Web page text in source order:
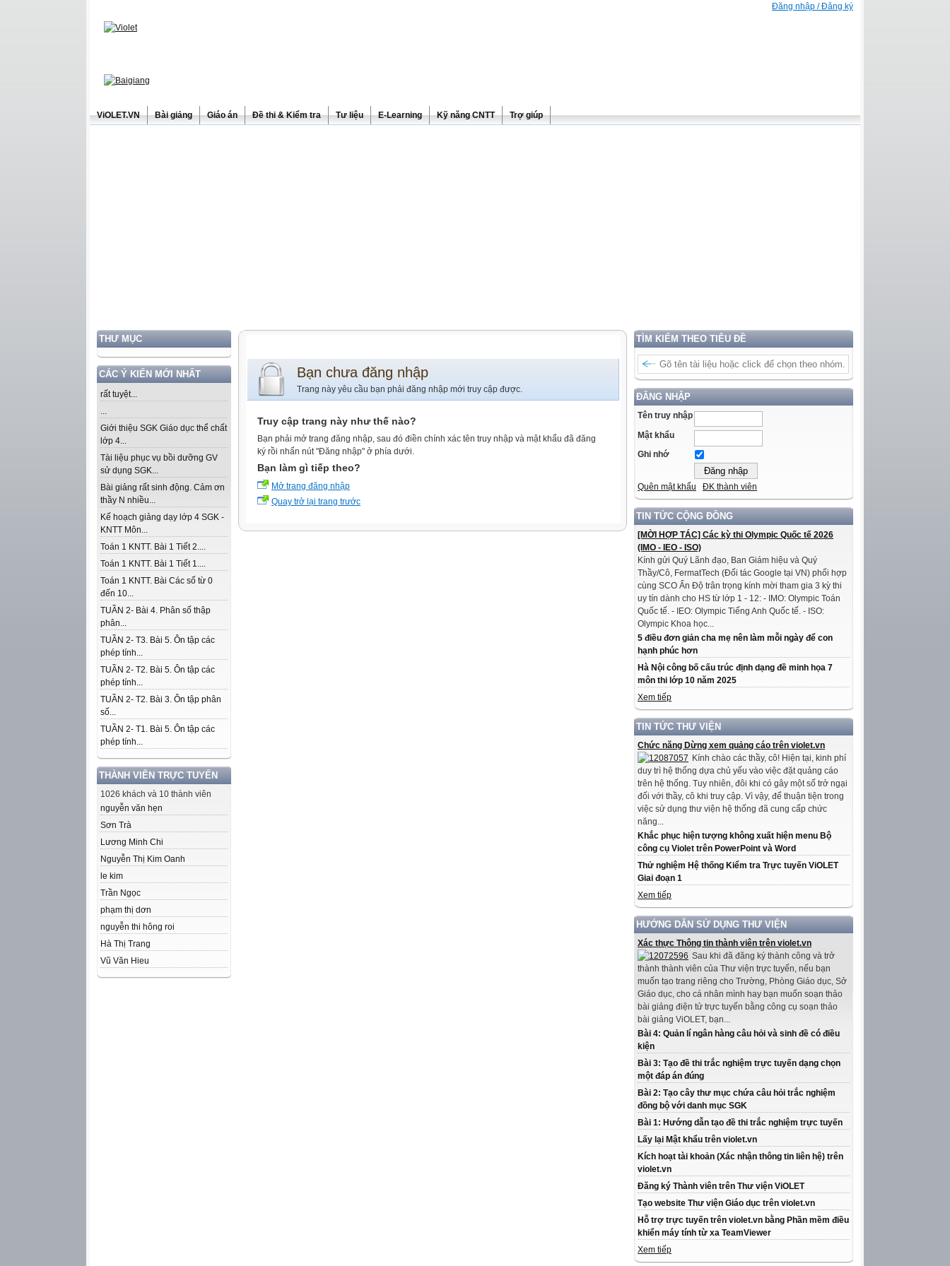
Đăng nhập / Đăng ký
ViOLET.VN Bài giảng Giáo án Đề thi & Kiểm tra Tư liệu E-Learning Kỹ năng CNTT Trợ giúp
THƯ MỤC
CÁC Ý KIẾN MỚI NHẤT
rất tuyệt...
...
Giới thiệu SGK Giáo dục thể chất
lớp 4...
Tài liệu phục vụ bồi dưỡng GV
sử dụng SGK...
Bài giảng rất sinh động. Cảm ơn
thầy N nhiều...
Kế hoạch giảng dạy lớp 4 SGK -
KNTT Môn...
Toán 1 KNTT. Bài 1 Tiết 2....
Toán 1 KNTT. Bài 1 Tiết 1....
Toán 1 KNTT. Bài Các số từ 0
đến 10...
TUẦN 2- Bài 4. Phân số thập
phân...
TUẦN 2- T3. Bài 5. Ôn tập các
phép tính...
TUẦN 2- T2. Bài 5. Ôn tập các
phép tính...
TUẦN 2- T2. Bài 3. Ôn tập phân
số...
TUẦN 2- T1. Bài 5. Ôn tập các
phép tính...
THÀNH VIÊN TRỰC TUYẾN
1026 khách và 10 thành viên
nguyễn văn hẹn
Sơn Trà
Lương Minh Chi
Nguyễn Thị Kim Oanh
le kim
Trần Ngọc
phạm thị dơn
nguyễn thi hông roi
Hà Thị Trang
Vũ Văn Hieu
TÌM KIẾM THEO TIÊU ĐỀ
ĐĂNG NHẬP
Tên truy nhập
Mật khẩu
Ghi nhớ
Quên mật khẩu ĐK thành viên
TIN TỨC CỘNG ĐỒNG
[MỜI HỢP TÁC] Các kỳ thi Olympic Quốc tế 2026
(IMO - IEO - ISO)
Kính gửi Quý Lãnh đạo, Ban Giám hiệu và Quý
Thầy/Cô, FermatTech (Đối tác Google tại VN) phối hợp
cùng SCO Ấn Độ trân trọng kính mời tham gia 3 kỳ thi
uy tín dành cho HS từ lớp 1 - 12: - IMO: Olympic Toán
Quốc tế. - IEO: Olympic Tiếng Anh Quốc tế. - ISO:
Olympic Khoa học...
5 điều đơn giản cha mẹ nên làm mỗi ngày để con
hạnh phúc hơn
Hà Nội công bố cấu trúc định dạng đề minh họa 7
môn thi lớp 10 năm 2025
Xem tiếp
TIN TỨC THƯ VIỆN
Chức năng Dừng xem quảng cáo trên violet.vn
Kính chào các thầy, cô! Hiện tại, kinh phí
duy trì hệ thống dựa chủ yếu vào việc đặt quảng cáo
trên hệ thống. Tuy nhiên, đôi khi có gây một số trở ngại
đối với thầy, cô khi truy cập. Vì vậy, để thuận tiện trong
việc sử dụng thư viện hệ thống đã cung cấp chức
năng...
Khắc phục hiện tượng không xuất hiện menu Bộ
công cụ Violet trên PowerPoint và Word
Thử nghiệm Hệ thống Kiểm tra Trực tuyến ViOLET
Giai đoạn 1
Xem tiếp
HƯỚNG DẪN SỬ DỤNG THƯ VIỆN
Xác thực Thông tin thành viên trên violet.vn
Sau khi đã đăng ký thành công và trở
thành thành viên của Thư viện trực tuyến, nếu bạn
muốn tạo trang riêng cho Trường, Phòng Giáo dục, Sở
Giáo dục, cho cá nhân mình hay bạn muốn soạn thảo
bài giảng điện tử trực tuyến bằng công cụ soạn thảo
bài giảng ViOLET, bạn...
Bài 4: Quản lí ngân hàng câu hỏi và sinh đề có điều
kiện
Bài 3: Tạo đề thi trắc nghiệm trực tuyến dạng chọn
một đáp án đúng
Bài 2: Tạo cây thư mục chứa câu hỏi trắc nghiệm
đồng bộ với danh mục SGK
Bài 1: Hướng dẫn tạo đề thi trắc nghiệm trực tuyến
Lấy lại Mật khẩu trên violet.vn
Kích hoạt tài khoản (Xác nhận thông tin liên hệ) trên
violet.vn
Đăng ký Thành viên trên Thư viện ViOLET
Tạo website Thư viện Giáo dục trên violet.vn
Hỗ trợ trực tuyến trên violet.vn bằng Phần mềm điều
khiển máy tính từ xa TeamViewer
Xem tiếp
Bạn chưa đăng nhập
Trang này yêu cầu bạn phải đăng nhập mới truy cập được.
Truy cập trang này như thế nào?
Bạn phải mở trang đăng nhập, sau đó điền chính xác tên truy nhập và mật khẩu đã đăng
ký rồi nhấn nút "Đăng nhập" ở phía dưới.
Bạn làm gì tiếp theo?
Mở trang đăng nhập
Quay trở lại trang trước